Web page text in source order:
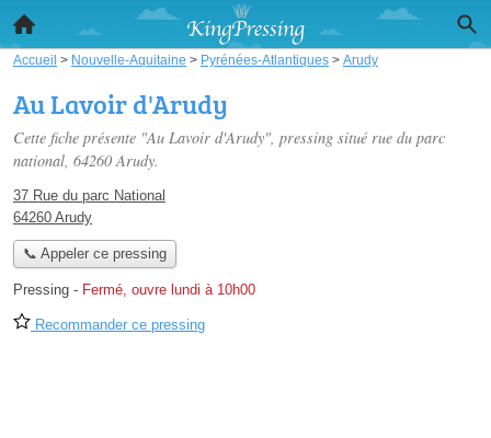
Accueil > Nouvelle-Aquitaine > Pyrénées-Atlantiques > Arudy
Au Lavoir d'Arudy
Cette fiche présente "Au Lavoir d'Arudy", pressing situé rue du parc
national, 64260 Arudy.
37 Rue du parc National
64260 Arudy
📞 Appeler ce pressing
Pressing - Fermé, ouvre lundi à 10h00
Recommander ce pressing